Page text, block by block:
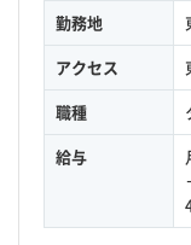
勤務地
アクセス
職種
給与